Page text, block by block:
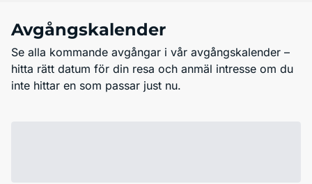
Avgångskalender
Se alla kommande avgångar i vår avgångskalender –
hitta rätt datum för din resa och anmäl intresse om du
inte hittar en som passar just nu.